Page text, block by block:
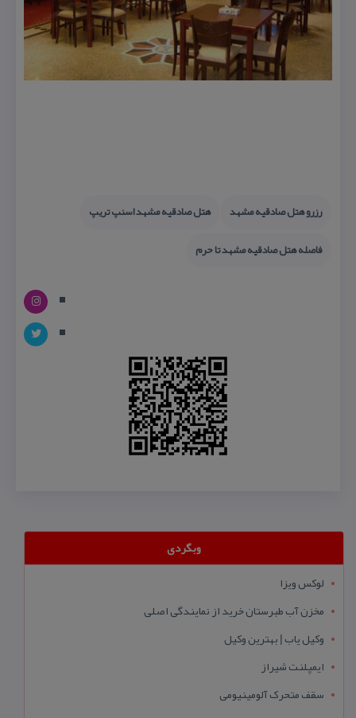
رزرو هتل صادقیه مشهد
هتل صادقیه مشهد اسنپ تریپ
فاصله هتل صادقیه مشهد تا حرم
وبگردی
لوکس ویزا
مخزن آب طبرستان خرید از نمایندگی اصلی
وکیل یاب | بهترین وکیل
ایمپلنت شیراز
سقف متحرک آلومینیومی